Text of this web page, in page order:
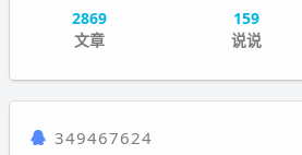
2869
文章
159
说说
349467624